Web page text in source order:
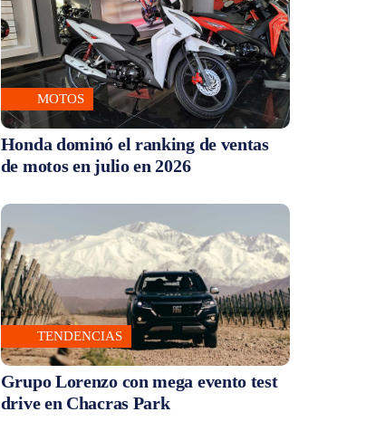
MOTOS
Honda dominó el ranking de ventas
de motos en julio en 2026
TENDENCIAS
Grupo Lorenzo con mega evento test
drive en Chacras Park